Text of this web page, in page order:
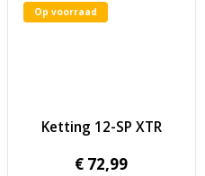
Op voorraad
Ketting 12-SP XTR
€ 72,99